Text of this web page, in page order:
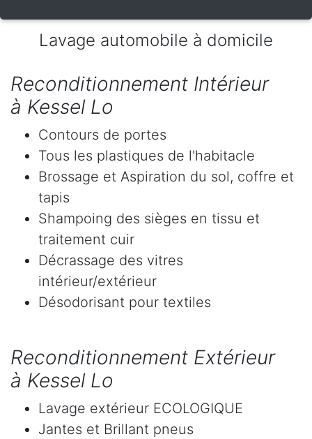
Lavage automobile à domicile
Reconditionnement Intérieur
à Kessel Lo
Contours de portes
Tous les plastiques de l'habitacle
Brossage et Aspiration du sol, coffre et
tapis
Shampoing des sièges en tissu et
traitement cuir
Décrassage des vitres
intérieur/extérieur
Désodorisant pour textiles
Reconditionnement Extérieur
à Kessel Lo
Lavage extérieur ECOLOGIQUE
Jantes et Brillant pneus